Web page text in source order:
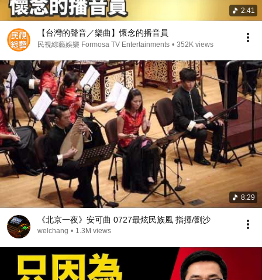
2:41
【台灣的聲音／樂曲】懷念的播音員
民視綜藝娛樂 Formosa TV Entertainments • 352K views
8:29
《北京一夜》安可曲 0727最炫民族風 指揮/劉沙
welchang • 1.3M views